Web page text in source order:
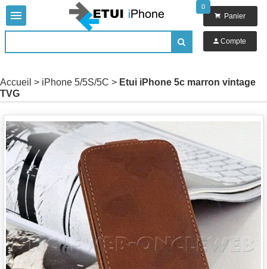


0
 Panier
 Compte
Accueil > iPhone 5/5S/5C > Etui iPhone 5c marron vintage
TVG